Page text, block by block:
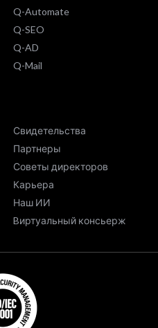
Q-Automate
Q-SEO
Q-AD
Q-Mail
Свидетельства
Партнеры
Советы директоров
Карьера
Наш ИИ
Bиртуальный консьерж